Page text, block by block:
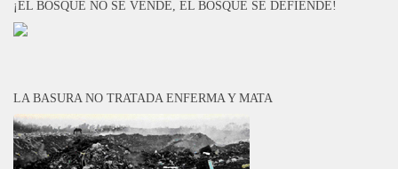
¡EL BOSQUE NO SE VENDE, EL BOSQUE SE DEFIENDE!
LA BASURA NO TRATADA ENFERMA Y MATA